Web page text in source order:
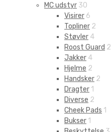
MC udstyr 30
Visirer 6
Topliner 2
Støvler 4
Roost Guard 2
Jakker 4
Hjelme 2
Handsker 2
Dragter 1
Diverse 2
Cheek Pads 1
Bukser 1